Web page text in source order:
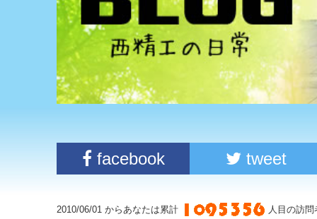
facebook tweet
2010/06/01 からあなたは累計 人目の訪